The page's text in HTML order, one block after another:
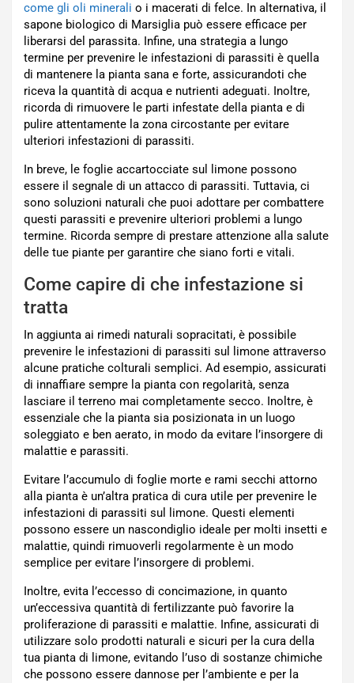
come gli oli minerali o i macerati di felce. In alternativa, il
sapone biologico di Marsiglia può essere efficace per
liberarsi del parassita. Infine, una strategia a lungo
termine per prevenire le infestazioni di parassiti è quella
di mantenere la pianta sana e forte, assicurandoti che
riceva la quantità di acqua e nutrienti adeguati. Inoltre,
ricorda di rimuovere le parti infestate della pianta e di
pulire attentamente la zona circostante per evitare
ulteriori infestazioni di parassiti.
In breve, le foglie accartocciate sul limone possono
essere il segnale di un attacco di parassiti. Tuttavia, ci
sono soluzioni naturali che puoi adottare per combattere
questi parassiti e prevenire ulteriori problemi a lungo
termine. Ricorda sempre di prestare attenzione alla salute
delle tue piante per garantire che siano forti e vitali.
Come capire di che infestazione si
tratta
In aggiunta ai rimedi naturali sopracitati, è possibile
prevenire le infestazioni di parassiti sul limone attraverso
alcune pratiche colturali semplici. Ad esempio, assicurati
di innaffiare sempre la pianta con regolarità, senza
lasciare il terreno mai completamente secco. Inoltre, è
essenziale che la pianta sia posizionata in un luogo
soleggiato e ben aerato, in modo da evitare l’insorgere di
malattie e parassiti.
Evitare l’accumulo di foglie morte e rami secchi attorno
alla pianta è un’altra pratica di cura utile per prevenire le
infestazioni di parassiti sul limone. Questi elementi
possono essere un nascondiglio ideale per molti insetti e
malattie, quindi rimuoverli regolarmente è un modo
semplice per evitare l’insorgere di problemi.
Inoltre, evita l’eccesso di concimazione, in quanto
un’eccessiva quantità di fertilizzante può favorire la
proliferazione di parassiti e malattie. Infine, assicurati di
utilizzare solo prodotti naturali e sicuri per la cura della
tua pianta di limone, evitando l’uso di sostanze chimiche
che possono essere dannose per l’ambiente e per la